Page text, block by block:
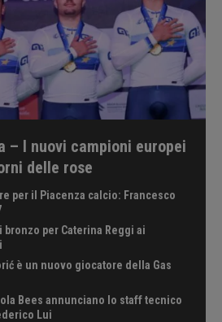
– I nuovi campioni europei
delle rose
per il Piacenza calcio: Francesco
bronzo per Caterina Reggi ai
è un nuovo giocatore della Gas
Bees annunciano lo staff tecnico
Lui